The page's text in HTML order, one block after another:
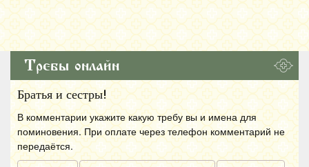
Требы онлайн
Братья и сестры!
В комментарии укажите какую требу вы и имена для
поминовения. При оплате через телефон комментарий не
передаётся.